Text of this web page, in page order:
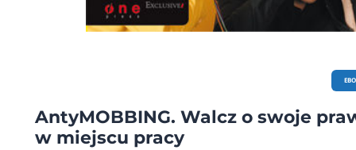
AntyMOBBING. Walcz o swoje
w miejscu pracy